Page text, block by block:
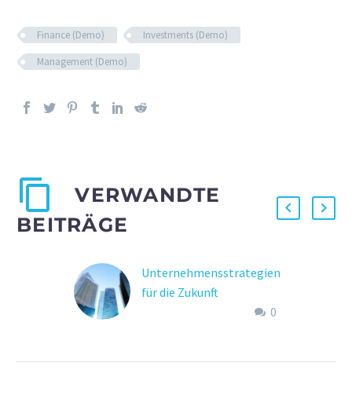
Finance (Demo)
Investments (Demo)
Management (Demo)
VERWANDTE
BEITRÄGE
Unternehmensstrategien
für die Zukunft
0